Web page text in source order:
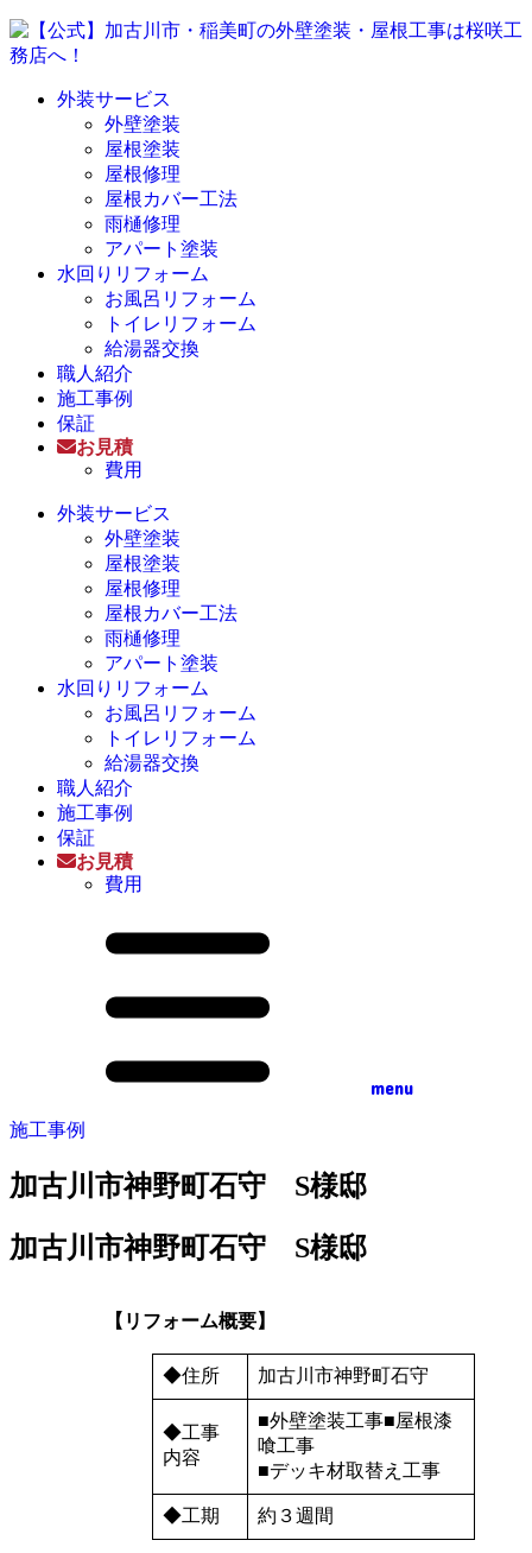
外装サービス
外壁塗装
屋根塗装
屋根修理
屋根カバー工法
雨樋修理
アパート塗装
水回りリフォーム
お風呂リフォーム
トイレリフォーム
給湯器交換
職人紹介
施工事例
保証
お見積
費用
外装サービス
外壁塗装
屋根塗装
屋根修理
屋根カバー工法
雨樋修理
アパート塗装
水回りリフォーム
お風呂リフォーム
トイレリフォーム
給湯器交換
職人紹介
施工事例
保証
お見積
費用
menu
施工事例
加古川市神野町石守 S様邸
加古川市神野町石守 S様邸
【リフォーム概要】
◆住所 加古川市神野町石守
◆工事
内容
■外壁塗装工事■屋根漆
喰工事
■デッキ材取替え工事
◆工期 約３週間